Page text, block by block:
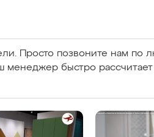
Просто позвоните нам по
менеджер быстро рассчитает